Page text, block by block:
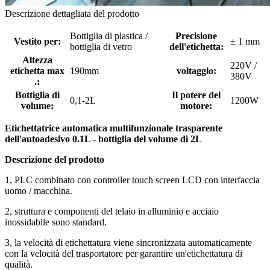
Descrizione dettagliata del prodotto
Vestito per:
Bottiglia di plastica /
bottiglia di vetro
Precisione
dell'etichetta:
± 1 mm
Altezza
etichetta max
.:
190mm voltaggio:
220V /
380V
Bottiglia di
volume:
0,1-2L
Il potere del
motore:
1200W
Etichettatrice automatica multifunzionale trasparente
dell'autoadesivo 0.1L - bottiglia del volume di 2L
Descrizione del prodotto
1, PLC combinato con controller touch screen LCD con interfaccia
uomo / macchina.
2, struttura e componenti del telaio in alluminio e acciaio
inossidabile sono standard.
3, la velocità di etichettatura viene sincronizzata automaticamente
con la velocità del trasportatore per garantire un'etichettatura di
qualità.